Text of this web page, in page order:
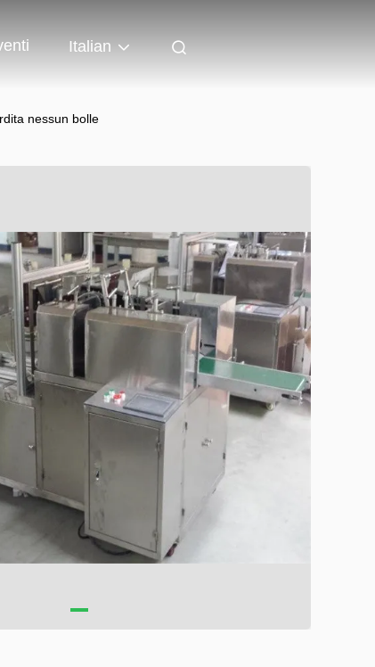
Italian
nessun bolle